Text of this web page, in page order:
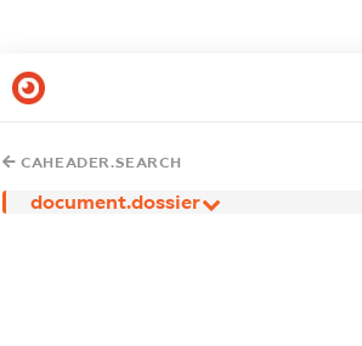
CAHEADER.SEARCH
document.dossier